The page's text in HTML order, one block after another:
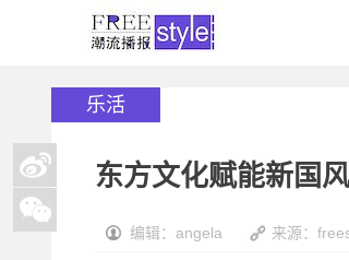
乐活
东方文化赋能新国
编辑：angela 来源：